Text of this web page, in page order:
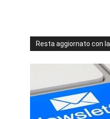
Resta aggiornato con